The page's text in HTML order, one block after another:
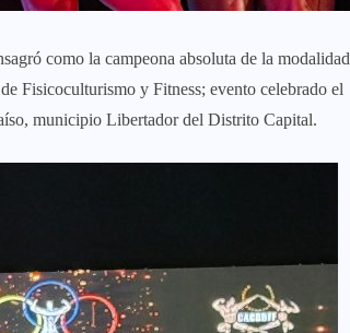
como la campeona absoluta de la modalidad
Fisicoculturismo y Fitness; evento celebrado el
municipio Libertador del Distrito Capital.